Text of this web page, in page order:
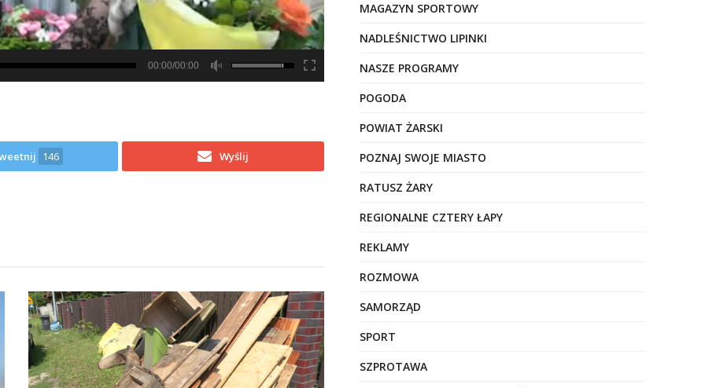
00:00/00:00
146 Wyślij
MAGAZYN SPORTOWY
NADLEŚNICTWO LIPINKI
NASZE PROGRAMY
POGODA
POWIAT ŻARSKI
POZNAJ SWOJE MIASTO
RATUSZ ŻARY
REGIONALNE CZTERY ŁAPY
REKLAMY
ROZMOWA
SAMORZĄD
SPORT
SZPROTAWA